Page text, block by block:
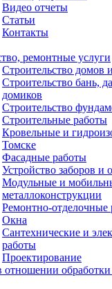
Видео отчеты
Статьи
Контакты
ремонтные услуги
Строительство домов
Строительство бань,
домиков
Строительство
Строительные работы
Кровельные и
Томске
Фасадные работы
Устройство заборов и
Модульные и
металлоконструкции
Ремонтно-отделочные
Окна
Сантехнические и
работы
Проектирование
отношении